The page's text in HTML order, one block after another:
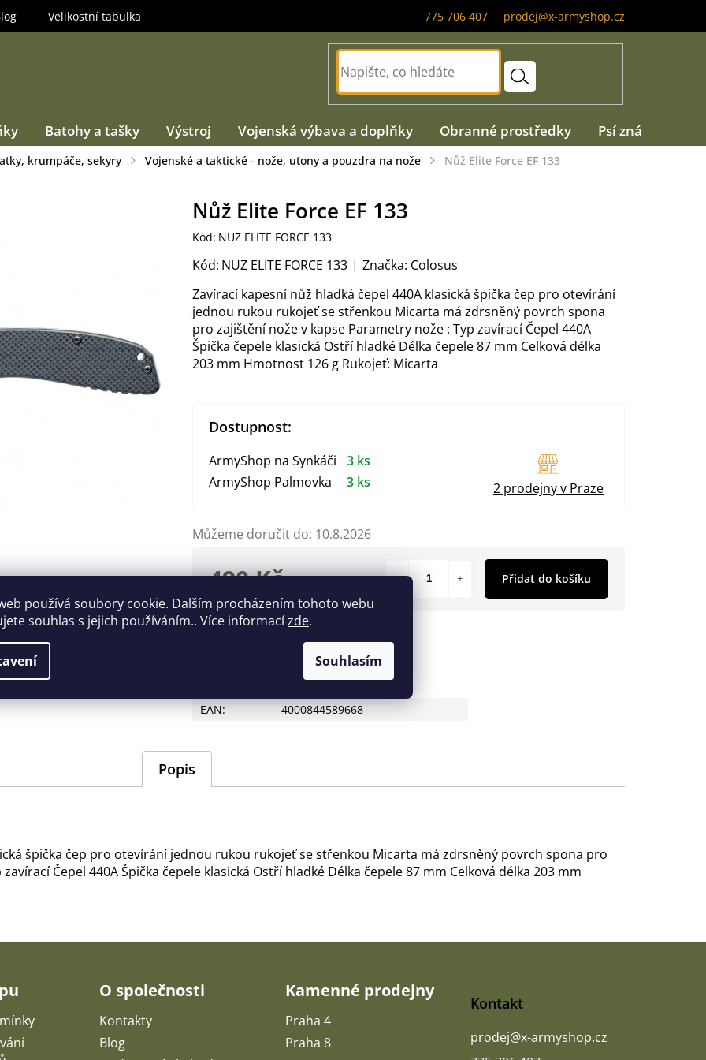
používá soubory cookie. Dalším procházením tohoto webu
souhlas s jejich používáním.. Více informacízde.
Souhlasím
775 706 407 prodej@x-armyshop.cz
Velikostní tabulka
Batohy a tašky Výstroj Vojenská výbava a doplňky Obranné prostředky Psí známky
krumpáče, sekyry Vojenské a taktické - nože, utony a pouzdra na nože Nůž Elite Force EF 133
Můžeme doručit do: 10.8.2026
Zavírací kapesní nůž hladká čepel 440A klasická špička čep pro otevírání
jednou rukou rukojeť se střenkou Micarta má zdrsněný povrch spona
pro zajištění nože v kapse Parametry nože : Typ zavírací Čepel 440A
Špička čepele klasická Ostří hladké Délka čepele 87 mm Celková délka
203 mm Hmotnost 126 g Rukojeť: Micarta
Zeptat se Hlídat
Doplňkové parametry
EAN: 4000844589668
Nůž Elite Force EF 133
Kód: NUZ ELITE FORCE 133
Značka: Colosus
Kód: NUZ ELITE FORCE 133
490 Kč
Měrná
cena:
Přidat do košíku
Dostupnost:
ArmyShop na Synkáči
3 ks
ArmyShop Palmovka
3 ks 2 prodejny v Praze
Popis
špička čep pro otevírání jednou rukou rukojeť se střenkou Micarta má zdrsněný povrch spona pro
Čepel 440A Špička čepele klasická Ostří hladké Délka čepele 87 mm Celková délka 203 mm
O společnosti
Kontakty
Blog
Kamenné prodejny
Praha 4
Praha 8
Kontakt
prodej@x-armyshop.cz